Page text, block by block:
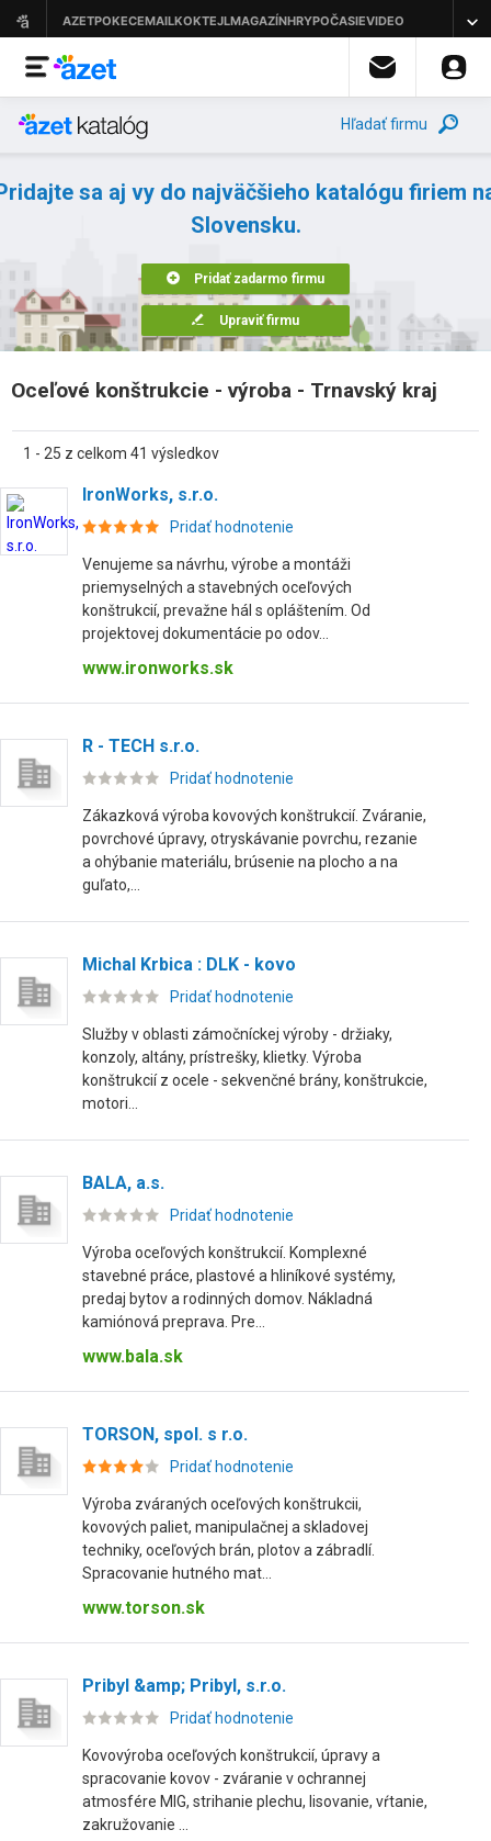
Hľadať firmu
sa aj vy do najväčšieho katalógu firiem
Slovensku.
Pridať zadarmo firmu
Upraviť firmu
Oceľové konštrukcie - výroba - Trnavský kraj
1 - 25 z celkom 41 výsledkov
IronWorks, s.r.o.
Pridať hodnotenie
Venujeme sa návrhu, výrobe a montáži
priemyselných a stavebných oceľových
konštrukcií, prevažne hál s opláštením. Od
projektovej dokumentácie po odov...
www.ironworks.sk
R - TECH s.r.o.
Pridať hodnotenie
Zákazková výroba kovových konštrukcií. Zváranie,
povrchové úpravy, otryskávanie povrchu, rezanie
a ohýbanie materiálu, brúsenie na plocho a na
guľato,...
Michal Krbica : DLK - kovo
Pridať hodnotenie
Služby v oblasti zámočníckej výroby - držiaky,
konzoly, altány, prístrešky, klietky. Výroba
konštrukcií z ocele - sekvenčné brány, konštrukcie,
motori...
BALA, a.s.
Pridať hodnotenie
Výroba oceľových konštrukcií. Komplexné
stavebné práce, plastové a hliníkové systémy,
predaj bytov a rodinných domov. Nákladná
kamiónová preprava. Pre...
www.bala.sk
TORSON, spol. s r.o.
Pridať hodnotenie
Výroba zváraných oceľových konštrukcii,
kovových paliet, manipulačnej a skladovej
techniky, oceľových brán, plotov a zábradlí.
Spracovanie hutného mat...
www.torson.sk
Pribyl &amp; Pribyl, s.r.o.
Pridať hodnotenie
Kovovýroba oceľových konštrukcií, úpravy a
spracovanie kovov - zváranie v ochrannej
atmosfére MIG, strihanie plechu, lisovanie, vŕtanie,
zakružovanie ...